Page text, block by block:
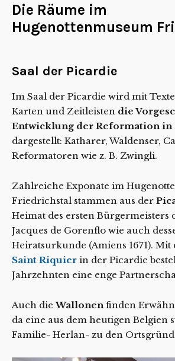
Die Räume im
Hugenottenmuseum
Saal der Picardie
Im Saal der Picardie wird mit
Karten und Zeitleisten die
Entwicklung der Reformation
dargestellt: Katharer, Waldenser,
Reformatoren wie z. B. Zwingli.
Zahlreiche Exponate im
Friedrichstal stammen aus der
Heimat des ersten Bürgermeisters
Jacques de Gorenflo wie auch
Heiratsurkunde (Amiens 1671). Mit
Saint Riquier in der Picardie
Jahrzehnten eine enge
Auch dieWallonenfinden
da eine aus dem heutigen Belgien
Familie- Herlan- zu den